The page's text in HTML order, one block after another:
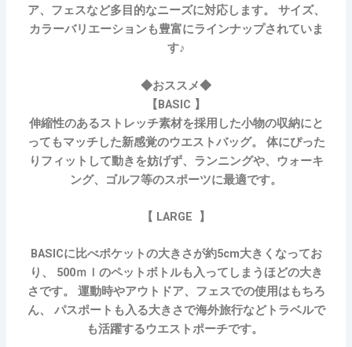
ア、フェスなど多目的なニーズに対応します。 サイズ、
カラーバリエーションも豊富にラインナップされていま
す♪
◆おススメ◆
【BASIC 】
伸縮性のあるストレッチ素材を採用した小物の収納にと
ってもマッチした新感覚のウエストバッグ。 体にぴった
りフィットして動きを妨げず、ランニングや、ウォーキ
ング、ゴルフ等のスポーツに最適です。
【 LARGE 】
BASICに比べポケットの大きさが約5cm大きくなってお
り、 500ｍｌのペットボトルも入ってしまうほどの大き
さです。 運動時やアウトドア、フェスでの使用はもちろ
ん、 パスポートも入る大きさで海外旅行などトラベルで
も活躍するウエストポーチです。